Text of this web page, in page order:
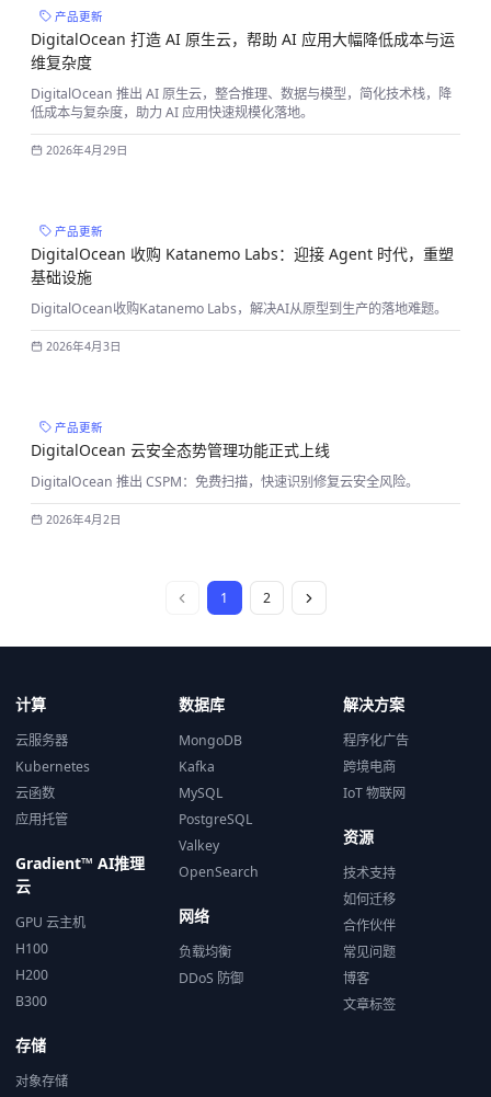
精选
产品更新
DigitalOcean 打造 AI 原生云，帮助 AI 应用大幅降低成本与运
维复杂度
DigitalOcean 推出 AI 原生云，整合推理、数据与模型，简化技术栈，降
低成本与复杂度，助力 AI 应用快速规模化落地。
2026年4月29日
产品更新
DigitalOcean 收购 Katanemo Labs：迎接 Agent 时代，重塑
基础设施
DigitalOcean收购Katanemo Labs，解决AI从原型到生产的落地难题。
2026年4月3日
产品更新
DigitalOcean 云安全态势管理功能正式上线
DigitalOcean 推出 CSPM：免费扫描，快速识别修复云安全风险。
2026年4月2日
1 2
计算
云服务器
Kubernetes
云函数
应用托管
Gradient™ AI推理
云
GPU 云主机
H100
H200
B300
存储
对象存储
数据库
MongoDB
Kafka
MySQL
PostgreSQL
Valkey
OpenSearch
网络
负载均衡
DDoS 防御
解决方案
程序化广告
跨境电商
IoT 物联网
资源
技术支持
如何迁移
合作伙伴
常见问题
博客
文章标签